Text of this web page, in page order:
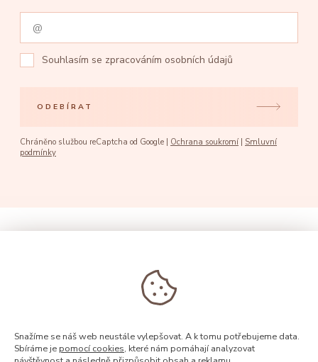
Souhlasím se zpracováním osobních údajů
ODEBÍRAT
Chráněno službou reCaptcha od Google | Ochrana soukromí | Smluvní
podmínky
Snažíme se náš web neustále vylepšovat. A k tomu potřebujeme data.
Sbíráme je pomocí cookies, které nám pomáhají analyzovat